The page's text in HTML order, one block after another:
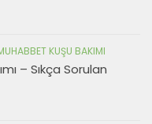
KUŞU BAKIMI
– Sıkça Sorulan